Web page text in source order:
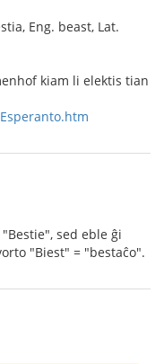
Eng. beast, Lat.
kiam li elektis tian
sed eble ĝi
"Biest" = "bestaĉo".